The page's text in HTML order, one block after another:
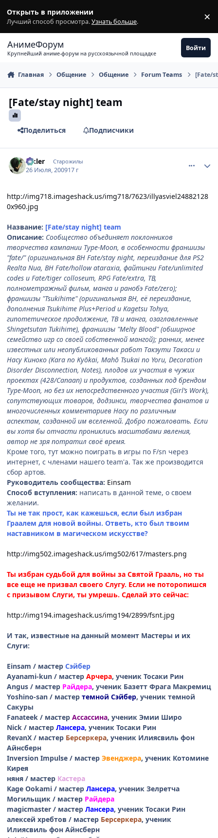
Открыть в приложении
Лучший способ просмотра.Узнать больше. ×
АнимеФорум
Крупнейший аниме-форум на русскоязычной площадке
Войти
Главная Общение Общение Fоrum Tеams [Fate/
[Fate/stay night] team
Поделиться Подписчики
Elkler Старожилы
26 Июля, 200917 г
http://img718.imageshack.us/img718/7623/illyasviel24882128
0x960.jpg
Название: [Fate/stay night] team
Описание: Сообщество объединяет поклонников
творчества кампании Type-Moon, в особенности франшизы
"fate/" (оригинальная ВН Fate/stay night, переиздание для PS2
Realta Nua, ВН Fate/hollow ataraxia, файтинги Fate/unlimited
codes и Fate/tiger colloseum, RPG Fate/extra, ТВ,
полнометражный фильм, манга и ранобэ Fate/zero);
франшизы "Tsukihime" (оригинальная ВН, её переиздание,
дополнения Tsukihime Plus+Period и Kagetsu Tohya,
гипотетическое продолжение, ТВ и манга, озаглавленные
Shingetsutan Tukihime), франшизы "Melty Blood" (обширное
семейство игр со своей собственной мангой); ранних, менее
известных или неопубликованных работ Такэути Такаси и
Насу Киноко (Kara no Kyōkai, Mahō Tsukai no Yoru, Decoration
Disorder Disconnection, Notes), плодов их участия в чужих
проектах (428/Canaan) и продуктов, созданных под брендом
Type-Moon, но без их непосредственного участия (Girl’s Work),
сопутствующих товаров, додзинси, творчества фанатов и
многочисленных комментариев Насу по различным
аспектам, созданной им вселенной. Добро пожаловать. Если
вы хотя бы отчасти прониклись масштабами явления,
автор не зря потратил своё время.
Кроме того, тут можно поиграть в игры по F/sn через
интернет, с членами нашего team'а. Так же производится
сбор артов.
Руководитель сообщества: Einsam
Способ вступления: написать в данной теме, о своем
желании.
Ты не так прост, как кажешься, если был избран
Граалем для новой войны. Ответь, кто был твоим
наставником в магическом искусстве?
http://img502.imageshack.us/img502/617/masters.png
Ты избран судьбой для войны за Святой Грааль, но ты
все еще не призвал своего Слугу. Если не поторопишся
с призывом Слуги, ты умрешь. Сделай это сейчас:
http://img194.imageshack.us/img194/2899/fsnt.jpg
И так, известные на данный момент Мастеры и их
Слуги:
Einsam / мастер Сэйбер
Ayanami-kun / мастер Арчера, ученик Тосаки Рин
Angus / мастер Райдера, ученик Базетт Фрага Макремиц
Yoshino-san / мастер темной Сэйбер, ученик темной
Сакуры
Fanateek / мастер Ассассина, ученик Эмии Широ
Nick / мастер Лансера, ученик Тосаки Рин
RevanX / мастер Берсеркера, ученик Илиясвиль фон
Айнсберн
Inversion Impulse / мастер Эвенджера, ученик Котомине
Кирея
няня / мастер Кастера
Kage Ookami / мастер Лансера, ученик Зелретча
Могильщик / мастер Райдера
magicmaster / мастер Лансера, ученик Тосаки Рин
алексей хребтов / мастер Берсеркера, ученик
Илиясвиль фон Айнсберн